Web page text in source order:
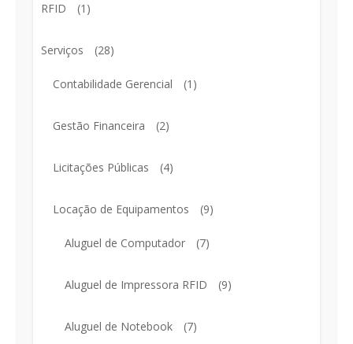
RFID (1)
Serviços (28)
Contabilidade Gerencial (1)
Gestão Financeira (2)
Licitações Públicas (4)
Locação de Equipamentos (9)
Aluguel de Computador (7)
Aluguel de Impressora RFID (9)
Aluguel de Notebook (7)